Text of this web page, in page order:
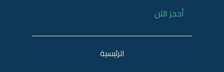
أحجز الآن
الرئيسية